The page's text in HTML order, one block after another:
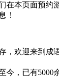
在本页面预约
！
，欢迎来到成
今，已有5000